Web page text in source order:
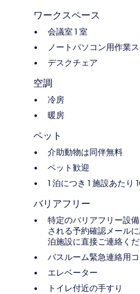
ワークスペース
会議室 1 室
ノートパソコン用作業
デスクチェア
空調
冷房
暖房
ペット
介助動物は同伴無料
ペット歓迎
1 泊につき 1 施設あたり
バリアフリー
特定のバリアフリー設
される予約確認メール
泊施設に直接ご連絡くだ
バスルーム緊急連絡用
エレベーター
トイレ付近の手すり